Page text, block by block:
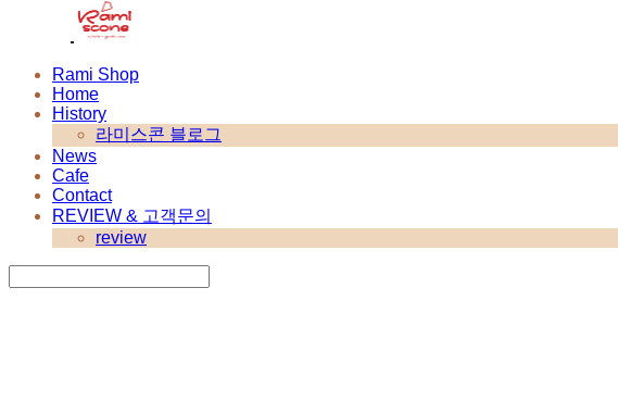
Rami Shop
Home
History
라미스콘 블로그
News
Cafe
Contact
REVIEW & 고객문의
review